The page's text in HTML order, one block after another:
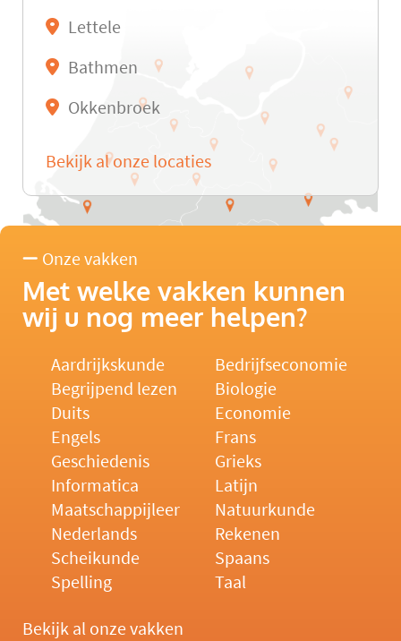
Lettele
Bathmen
Okkenbroek
Bekijk al onze locaties
Onze vakken
Met welke vakken kunnen
wij u nog meer helpen?
Aardrijkskunde
Bedrijfseconomie
Begrijpend lezen
Biologie
Duits
Economie
Engels
Frans
Geschiedenis
Grieks
Informatica
Latijn
Maatschappijleer
Natuurkunde
Nederlands
Rekenen
Scheikunde
Spaans
Spelling
Taal
Bekijk al onze vakken